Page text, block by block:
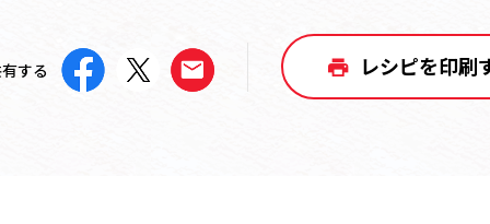
する レシピを印刷